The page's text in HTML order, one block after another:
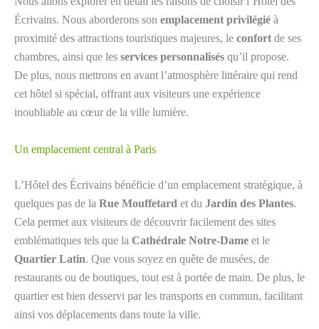
Écrivains. Nous aborderons son emplacement privilégié à
proximité des attractions touristiques majeures, le confort de ses
chambres, ainsi que les services personnalisés qu’il propose.
De plus, nous mettrons en avant l’atmosphère littéraire qui rend
cet hôtel si spécial, offrant aux visiteurs une expérience
inoubliable au cœur de la ville lumière.
Un emplacement central à Paris
L’Hôtel des Écrivains bénéficie d’un emplacement stratégique, à
quelques pas de la Rue Mouffetard et du Jardin des Plantes.
Cela permet aux visiteurs de découvrir facilement des sites
emblématiques tels que la Cathédrale Notre-Dame et le
Quartier Latin. Que vous soyez en quête de musées, de
restaurants ou de boutiques, tout est à portée de main. De plus, le
quartier est bien desservi par les transports en commun, facilitant
ainsi vos déplacements dans toute la ville.